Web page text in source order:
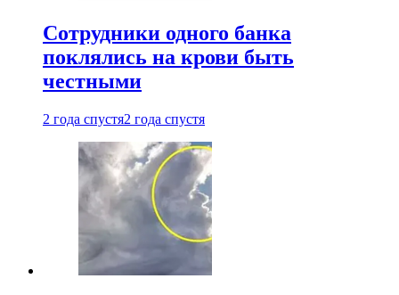
Сотрудники одного банка
поклялись на крови быть
честными
2 года спустя2 года спустя